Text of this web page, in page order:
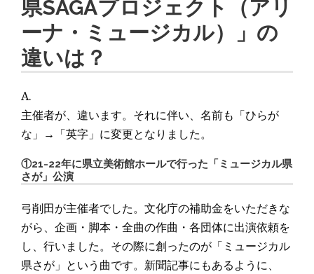
県SAGAプロジェクト（アリ
ーナ・ミュージカル）」の
違いは？
A.
主催者が、違います。それに伴い、名前も「ひらが
な」→「英字」に変更となりました。
①21-22年に県立美術館ホールで行った「ミュージカル県
さが」公演
弓削田が主催者でした。文化庁の補助金をいただきな
がら、企画・脚本・全曲の作曲・各団体に出演依頼を
し、行いました。その際に創ったのが「ミュージカル
県さが」という曲です。新聞記事にもあるように、